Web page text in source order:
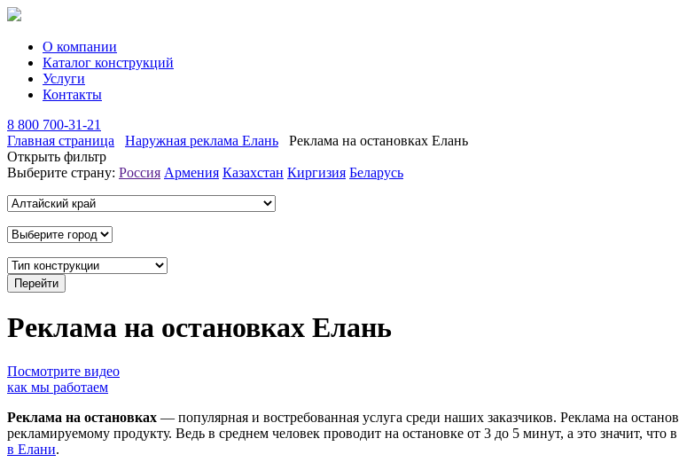
О компании
Каталог конструкций
Услуги
Контакты
8 800 700-31-21
Главная страница
Наружная реклама Елань
Реклама на остановках Елань
Открыть фильтр
Выберите страну: Россия Армения Казахстан Киргизия Беларусь
Реклама на остановках Елань
Посмотрите видео
как мы работаем
Реклама на остановках — популярная и востребованная услуга среди наших заказчиков. Реклама на
рекламируемому продукту. Ведь в среднем человек проводит на остановке от 3 до 5 минут, а это значит,
в Елани.